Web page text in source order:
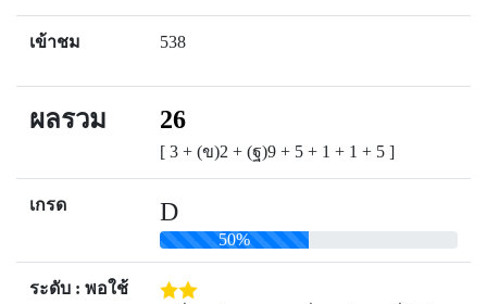
เข้าชม 538
ผลรวม 26
[ 3 + (ข)2 + (ฐ)9 + 5 + 1 + 1 + 5 ]
เกรด D
50%
ระดับ : พอใช้